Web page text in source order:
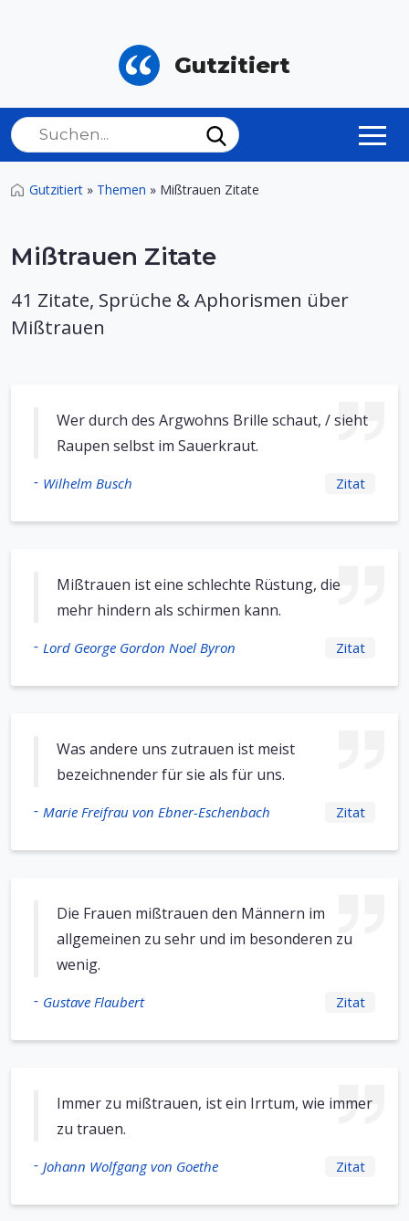
Gutzitiert
Gutzitiert » Themen » Mißtrauen Zitate
Mißtrauen Zitate
41 Zitate, Sprüche & Aphorismen über
Mißtrauen
Wer durch des Argwohns Brille schaut, / sieht
Raupen selbst im Sauerkraut.
- Wilhelm Busch Zitat
Mißtrauen ist eine schlechte Rüstung, die
mehr hindern als schirmen kann.
- Lord George Gordon Noel Byron Zitat
Was andere uns zutrauen ist meist
bezeichnender für sie als für uns.
- Marie Freifrau von Ebner-Eschenbach Zitat
Die Frauen mißtrauen den Männern im
allgemeinen zu sehr und im besonderen zu
wenig.
- Gustave Flaubert Zitat
Immer zu mißtrauen, ist ein Irrtum, wie immer
zu trauen.
- Johann Wolfgang von Goethe Zitat